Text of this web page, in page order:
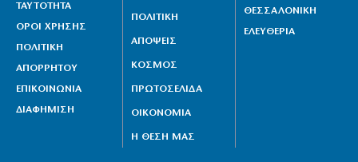
ΤΑΥΤΟΤΗΤΑ
ΟΡΟΙ ΧΡΗΣΗΣ
ΠΟΛΙΤΙΚΗ
ΑΠΟΡΡΗΤΟΥ
ΕΠΙΚΟΙΝΩΝΙΑ
ΔΙΑΦΗΜΙΣΗ
ΠΟΛΙΤΙΚΗ
ΑΠΟΨΕΙΣ
ΚΟΣΜΟΣ
ΠΡΩΤΟΣΕΛΙΔΑ
ΟΙΚΟΝΟΜΙΑ
Η ΘΕΣΗ ΜΑΣ
ΘΕΣΣΑΛΟΝΙΚΗ
ΕΛΕΥΘΕΡΙΑ